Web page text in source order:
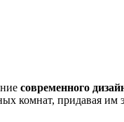
современного
комнат, придавая